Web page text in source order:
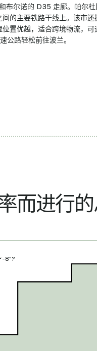
布尔诺的 D35 走廊。帕尔
的主要铁路干线上。该市
置优越，适合跨境物流，
公路轻松前往波兰。
而进行
8"?